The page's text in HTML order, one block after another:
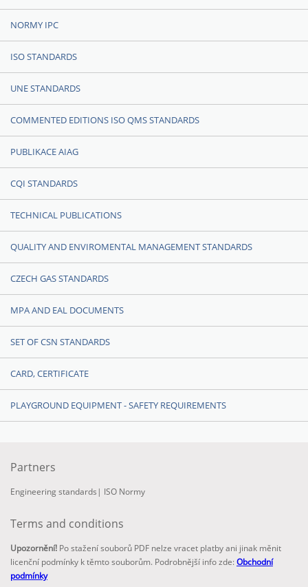
NORMY IPC
ISO STANDARDS
UNE STANDARDS
COMMENTED EDITIONS ISO QMS STANDARDS
PUBLIKACE AIAG
CQI STANDARDS
TECHNICAL PUBLICATIONS
QUALITY AND ENVIROMENTAL MANAGEMENT STANDARDS
CZECH GAS STANDARDS
MPA AND EAL DOCUMENTS
SET OF CSN STANDARDS
CARD, CERTIFICATE
PLAYGROUND EQUIPMENT - SAFETY REQUIREMENTS
Partners
Engineering standards | ISO Normy
Terms and conditions
Upozornění! Po stažení souborů PDF nelze vracet platby ani jinak měnit
licenční podmínky k těmto souborům. Podrobnější info zde:Obchodní
podmínky